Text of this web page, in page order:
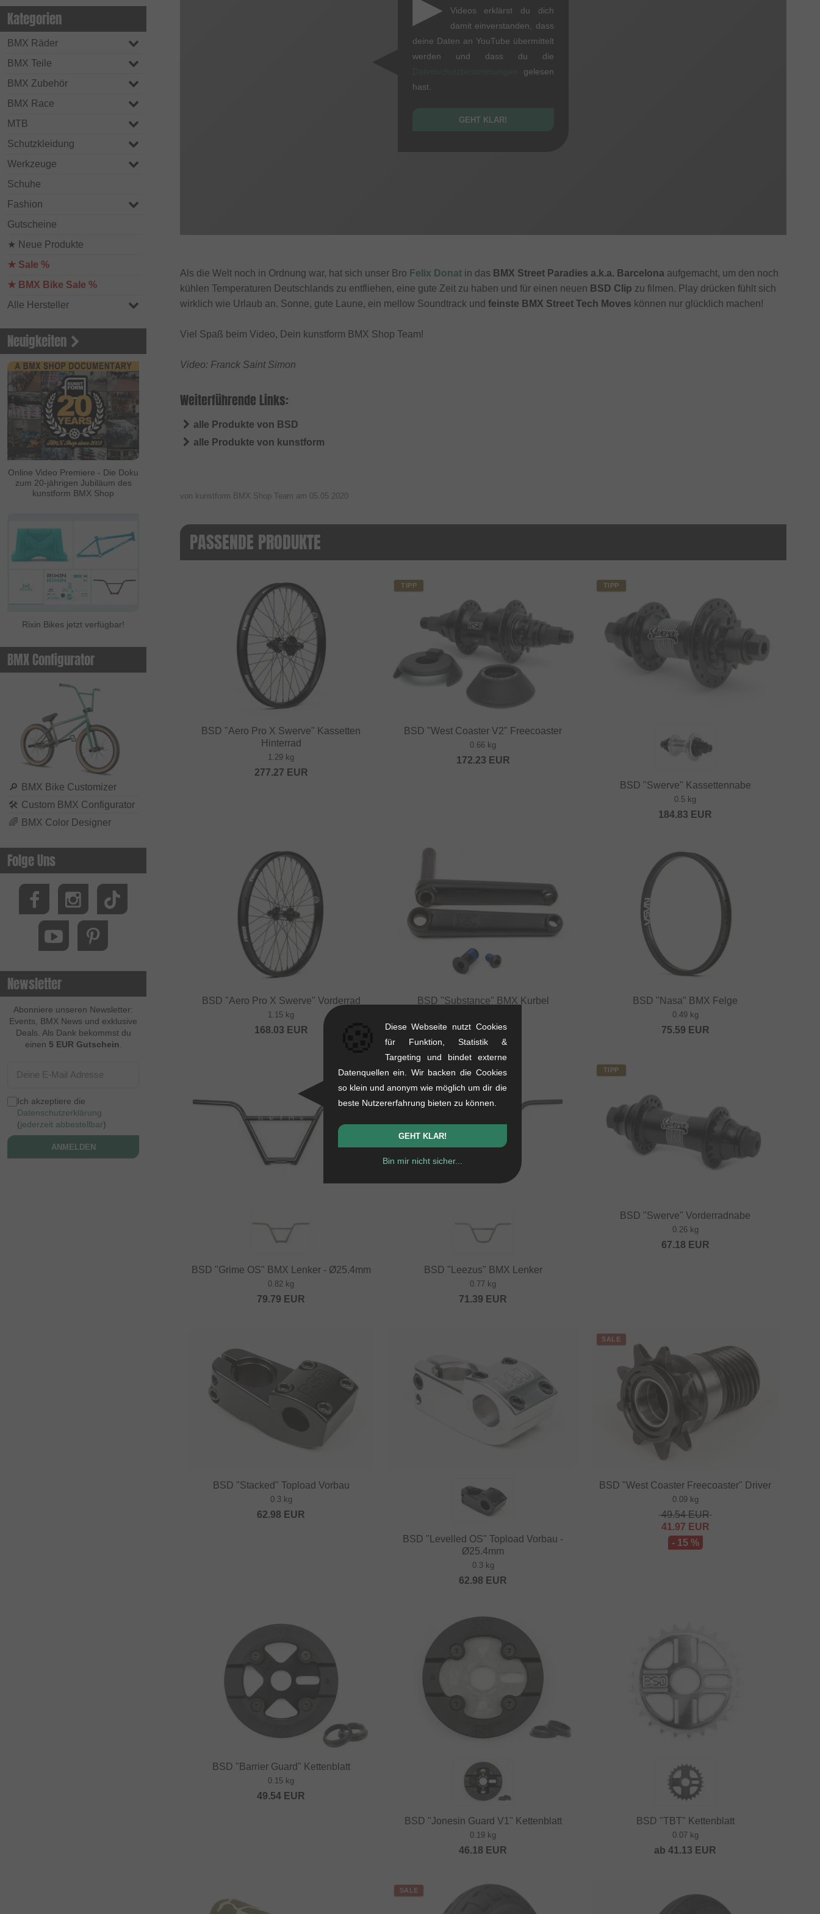
Kategorien
BMX Räder
BMX Teile
BMX Zubehör
BMX Race
MTB
Schutzkleidung
Werkzeuge
Schuhe
Fashion
Gutscheine
★ Neue Produkte
★ Sale %
★ BMX Bike Sale %
Alle Hersteller
Neuigkeiten
Online Video Premiere - Die Doku
zum 20-jährigen Jubiläum des
kunstform BMX Shop
Rixin Bikes jetzt verfügbar!
BMX Configurator
🔎 BMX Bike Customizer
🛠 Custom BMX Configurator
🌈 BMX Color Designer
Folge Uns
Newsletter
Abonniere unseren Newsletter:
Events, BMX News und exklusive
Deals. Als Dank bekommst du
einen 5 EUR Gutschein
Ich akzeptiere die
Datenschutzerklärung
(jederzeit abbestellbar)
ANMELDEN
Videos erklärst du dich
damit einverstanden, dass
deine Daten an YouTube übermittelt
werden und dass du die
gelesen
hast.
GEHT KLAR!
Als die Welt noch in Ordnung war, hat sich unser Bro Felix Donat in das BMX Street Paradies a.k.a. Barcelona aufgemacht, um den noch
kühlen Temperaturen Deutschlands zu entfliehen, eine gute Zeit zu haben und für einen neuen BSD Clip zu filmen. Play drücken fühlt sich
wirklich wie Urlaub an. Sonne, gute Laune, ein mellow Soundtrack und feinste BMX Street Tech Moves können nur glücklich machen!
Viel Spaß beim Video, Dein kunstform BMX Shop Team!
Video: Franck Saint Simon
Weiterführende Links:
alle Produkte von BSD
alle Produkte von kunstform
von kunstform BMX Shop Team am 05.05.2020
PASSENDE PRODUKTE
BSD "Aero Pro X Swerve" Kassetten
Hinterrad
1.29 kg
277.27 EUR
TIPP
BSD "West Coaster V2" Freecoaster
0.66 kg
172.23 EUR
TIPP
BSD "Swerve" Kassettennabe
0.5 kg
184.83 EUR
BSD "Aero Pro X Swerve" Vorderrad
1.15 kg
168.03 EUR
BSD "Substance" BMX Kurbel
155.42EUR
BSD "Nasa" BMX Felge
0.49 kg
75.59 EUR
BSD "Grime OS" BMX Lenker - Ø25.4mm
0.82 kg
79.79 EUR
BSD "Leezus" BMX Lenker
0.77 kg
71.39 EUR
TIPP
BSD "Swerve" Vorderradnabe
0.26 kg
67.18 EUR
BSD "Stacked" Topload Vorbau
0.3 kg
62.98 EUR
BSD "Levelled OS" Topload Vorbau -
Ø25.4mm
0.3 kg
62.98 EUR
SALE
BSD "West Coaster Freecoaster" Driver
0.09 kg
49.54EUR
41.97 EUR
- 15 %
BSD "Barrier Guard" Kettenblatt
0.15 kg
49.54 EUR
BSD "Jonesin Guard V1" Kettenblatt
0.19 kg
46.18 EUR
BSD "TBT" Kettenblatt
0.07 kg
ab41.13 EUR
SALE
Diese Webseite nutzt Cookies
für Funktion, Statistik &
Targeting und bindet externe
Datenquellen ein. Wir backen die Cookies
so klein und anonym wie möglich um dir die
beste Nutzererfahrung bieten zu können.
GEHT KLAR!
Bin mir nicht sicher...